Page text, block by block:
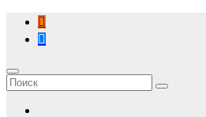
Перейти
содержимому